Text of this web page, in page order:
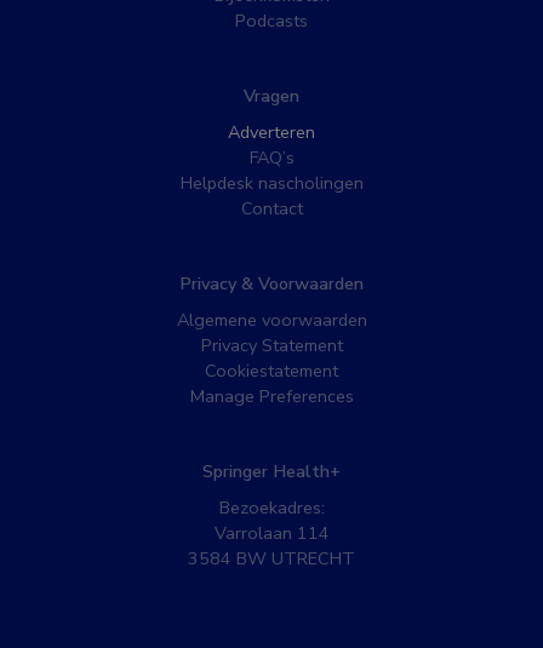
Podcasts
Vragen
Adverteren
FAQ’s
Helpdesk nascholingen
Contact
Privacy & Voorwaarden
Algemene voorwaarden
Privacy Statement
Cookiestatement
Manage Preferences
Springer Health+
Bezoekadres:
Varrolaan 114
3584 BW UTRECHT